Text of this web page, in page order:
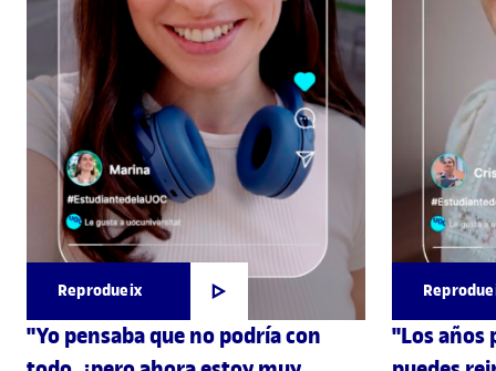
Reprodueix
"Yo pensaba que no podría con
"Los años